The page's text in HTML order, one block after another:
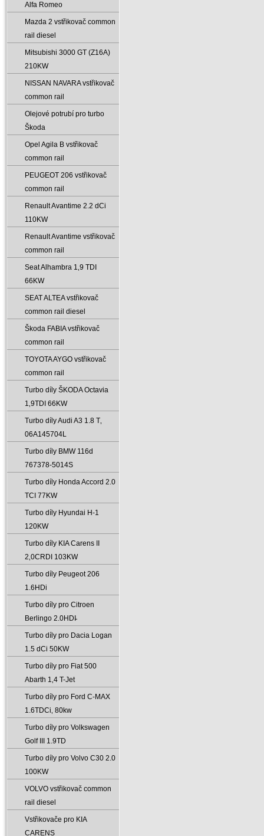
Alfa Romeo
Mazda 2 vstřikovač common
rail diesel
Mitsubishi 3000 GT (Z16A)
210KW
NISSAN NAVARA vstřikovač
common rail
Olejové potrubí pro turbo
Škoda
Opel Agila B vstřikovač
common rail
PEUGEOT 206 vstřikovač
common rail
Renault Avantime 2.2 dCi
110KW
Renault Avantime vstřikovač
common rail
Seat Alhambra 1‚9 TDI
66KW
SEAT ALTEA vstřikovač
common rail diesel
Škoda FABIA vstřikovač
common rail
TOYOTA AYGO vstřikovač
common rail
Turbo díly ŠKODA Octavia
1‚9TDI 66KW
Turbo díly Audi A3 1.8 T‚
06A145704L
Turbo díly BMW 116d
767378-5014S
Turbo díly Honda Accord 2.0
TCI 77KW
Turbo díly Hyundai H-1
120KW
Turbo díly KIA Carens II
2‚0CRDI 103KW
Turbo díly Peugeot 206
1.6HDi
Turbo díly pro Citroen
Berlingo 2.0HDI̵
Turbo díly pro Dacia Logan
1.5 dCi 50KW
Turbo díly pro Fiat 500
Abarth 1‚4 T-Jet
Turbo díly pro Ford C-MAX
1.6TDCi‚ 80kw
Turbo díly pro Volkswagen
Golf III 1.9TD
Turbo díly pro Volvo C30 2.0
100KW
VOLVO vstřikovač common
rail diesel
Vstřikovače pro KIA
CARENS